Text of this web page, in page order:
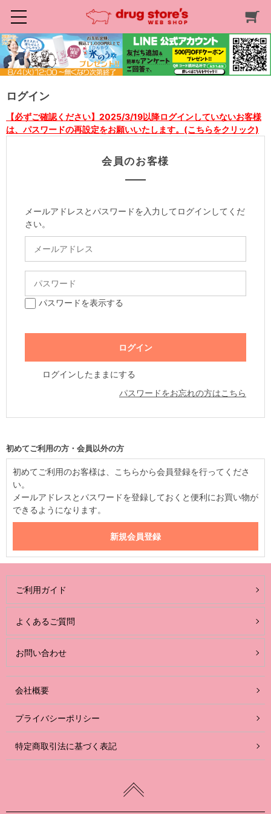
ログイン
【必ずご確認ください】2025/3/19以降ログインしていないお客様
は、パスワードの再設定をお願いいたします。(こちらをクリック)
会員のお客様
メールアドレスとパスワードを入力してログインしてくだ
さい。
パスワードを表示する
ログインしたままにする
パスワードをお忘れの方はこちら
初めてご利用の方・会員以外の方
初めてご利用のお客様は、こちらから会員登録を行ってくださ
い。
メールアドレスとパスワードを登録しておくと便利にお買い物が
できるようになります。
ご利用ガイド
よくあるご質問
お問い合わせ
会社概要
プライバシーポリシー
特定商取引法に基づく表記